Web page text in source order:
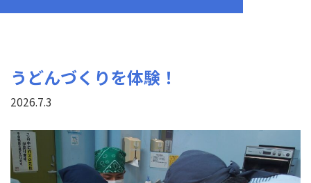
うどんづくりを体験！
2026.7.3